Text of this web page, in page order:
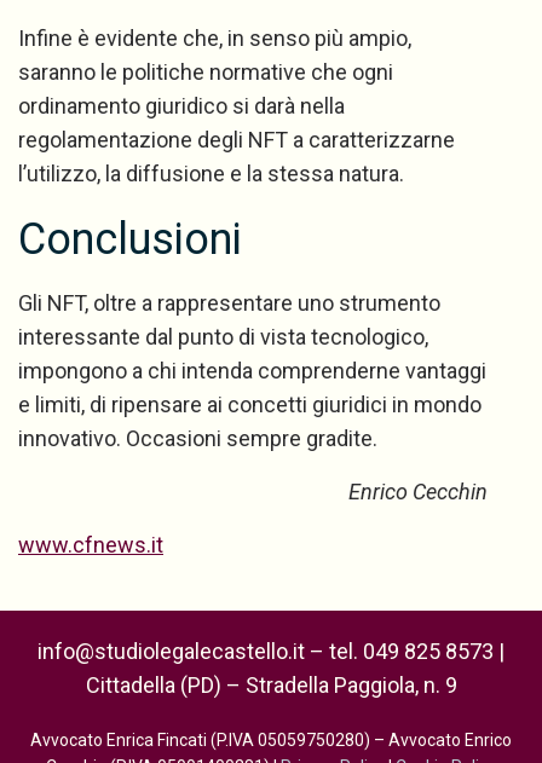
Infine è evidente che, in senso più ampio,
saranno le politiche normative che ogni
ordinamento giuridico si darà nella
regolamentazione degli NFT a caratterizzarne
l’utilizzo, la diffusione e la stessa natura.
Conclusioni
Gli NFT, oltre a rappresentare uno strumento
interessante dal punto di vista tecnologico,
impongono a chi intenda comprenderne vantaggi
e limiti, di ripensare ai concetti giuridici in mondo
innovativo. Occasioni sempre gradite.
Enrico Cecchin
www.cfnews.it
info@studiolegalecastello.it – tel. 049 825 8573 |
Cittadella (PD) – Stradella Paggiola, n. 9
Avvocato Enrica Fincati (P.IVA 05059750280) – Avvocato Enrico